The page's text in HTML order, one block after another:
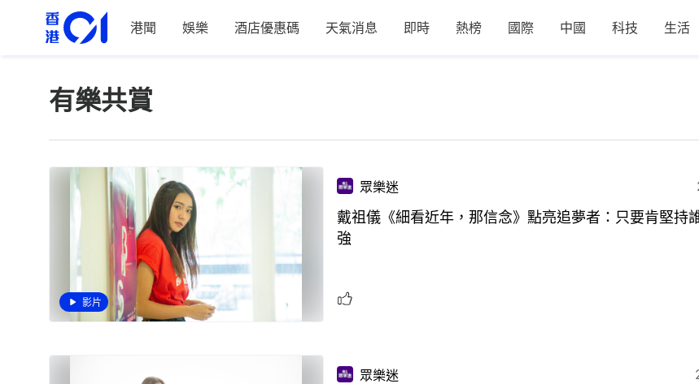
港聞 娛樂 酒店優惠碼 天氣消息 即時 熱榜 國際 中國 科技 生活
有樂共賞
影片
眾樂迷
戴祖儀《細看近年，那信念》點亮追夢者：只要肯堅持
強
眾樂迷